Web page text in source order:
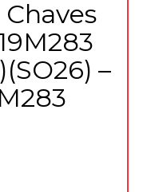
Chaves
–